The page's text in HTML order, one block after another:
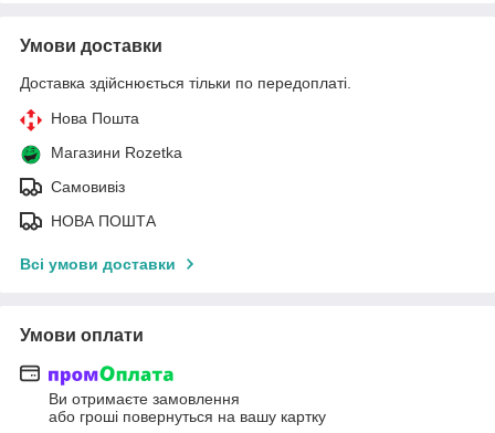
Умови доставки
Доставка здійснюється тільки по передоплаті.
Нова Пошта
Магазини Rozetka
Самовивіз
НОВА ПОШТА
Всі умови доставки
Умови оплати
Ви отримаєте замовлення
або гроші повернуться на вашу картку